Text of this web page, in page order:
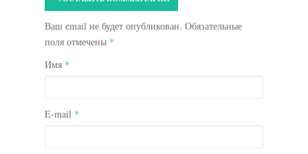
Ваш email не будет опубликован. Обязательные
поля отмечены *
Имя *
E-mail *